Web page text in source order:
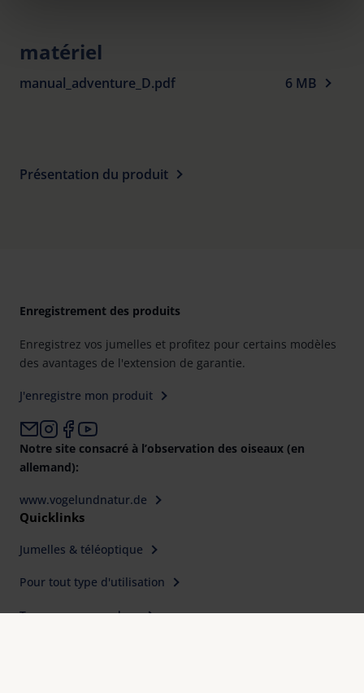
Policy and in the footer of our website).
matériel
manual_adventure_D.pdf 6 MB
Présentation du produit
Enregistrement des produits
Enregistrez vos jumelles et profitez pour certains modèles
des avantages de l'extension de garantie.
J'enregistre mon produit
Notre site consacré à l’observation des oiseaux (en
allemand):
www.vogelundnatur.de
Quicklinks
Jumelles & téléoptique
Pour tout type d'utilisation
Trouver un revendeur